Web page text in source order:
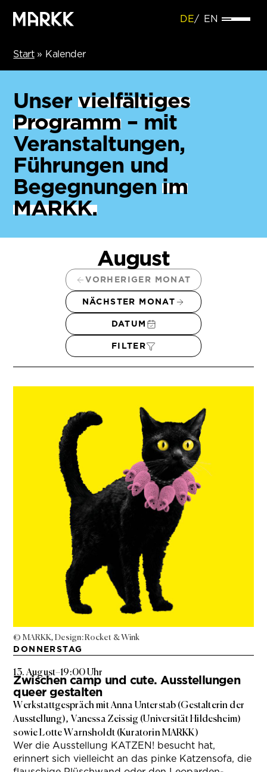
DE EN
Start» Kalender
Unser vielfältiges
Programm– mit
Veranstaltungen,
Führungen und
Begegnungenim
MARKK.
August
VORHERIGER MONAT
NÄCHSTER MONAT
DATUM
FILTER
© MARKK, Design: Rocket & Wink
DONNERSTAG
13. August–19:00 Uhr
Zwischen camp und cute. Ausstellungen
queer gestalten
Werkstattgespräch mit Anna Unterstab (Gestalterin der
Ausstellung), Vanessa Zeissig (Universität Hildesheim)
sowie Lotte Warnsholdt (Kuratorin MARKK)
Wer die Ausstellung KATZEN! besucht hat,
erinnert sich vielleicht an das pinke Katzensofa, die